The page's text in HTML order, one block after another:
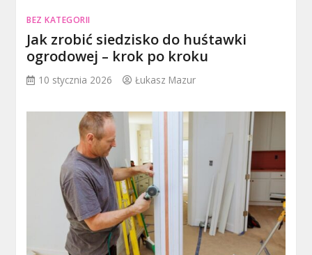
BEZ KATEGORII
Jak zrobić siedzisko do huśtawki
ogrodowej – krok po kroku
10 stycznia 2026 Łukasz Mazur